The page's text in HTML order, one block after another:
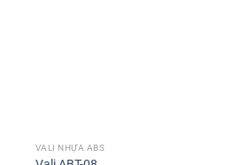
VALI NHỰA ABS